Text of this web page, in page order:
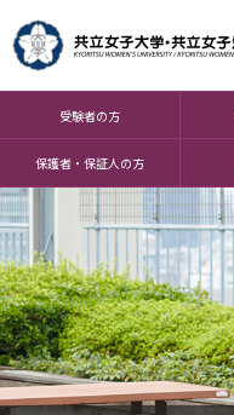
受験者の方
保護者・保証人の方